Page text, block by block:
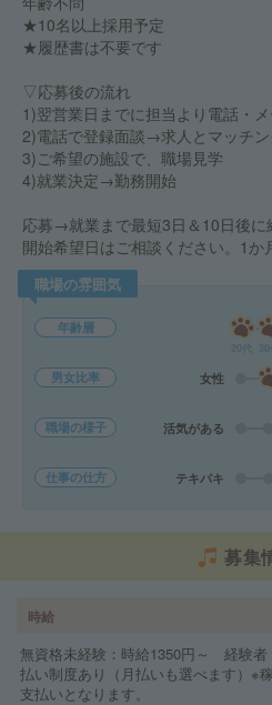
★10名以上採用予定
★履歴書は不要です
▽応募後の流れ
1)翌営業日までに担当より電話・
2)電話で登録面談→求人とマッチ
3)ご希望の施設で、職場見学
4)就業決定→勤務開始
応募→就業まで最短3日＆10日後に
開始希望日はご相談ください。1か
職場の雰囲気
年齢層
男女比率 女性
職場の様子 活気がある
仕事の仕方 テキパキ
募集
時給
無資格未経験：時給1350円～ 経験
払い制度あり（月払いも選べます）※
支払いとなります。